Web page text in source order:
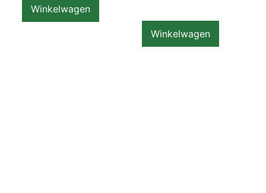
Winkelwagen
Winkelwagen